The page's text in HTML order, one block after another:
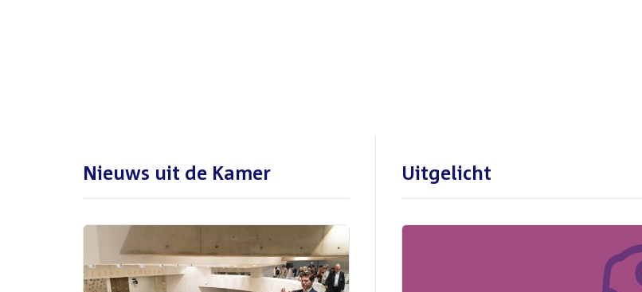
Nieuws uit de Kamer Uitgelicht